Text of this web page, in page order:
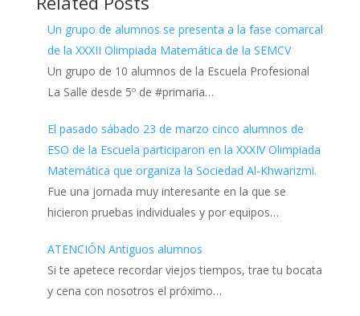
Un grupo de alumnos se presenta a la fase comarcal
de la XXXII Olimpiada Matemática de la SEMCV
Un grupo de 10 alumnos de la Escuela Profesional
La Salle desde 5º de #primaria…
El pasado sábado 23 de marzo cinco alumnos de
ESO de la Escuela participaron en la XXXIV Olimpiada
Matemática que organiza la Sociedad Al-Khwarizmi.
Fue una jornada muy interesante en la que se
hicieron pruebas individuales y por equipos…
ATENCIÓN Antiguos alumnos
Si te apetece recordar viejos tiempos, trae tu bocata
y cena con nosotros el próximo…